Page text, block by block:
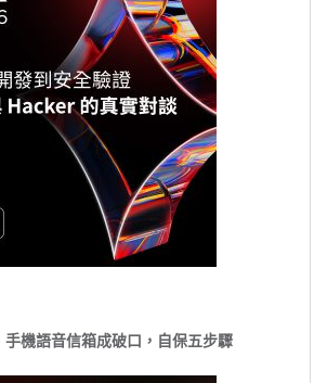
機語音信箱成破口，自保五步驟